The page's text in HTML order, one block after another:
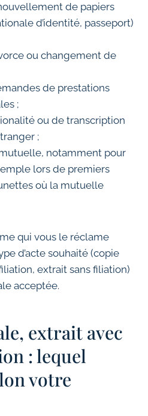
de papiers
d’identité, passeport)
ou changement de
de prestations
;
ou de transcription
;
notamment pour
lors de premiers
où la mutuelle
qui vous le réclame
d’acte souhaité (copie
extrait sans filiation)
acceptée.
extrait avec
: lequel
votre